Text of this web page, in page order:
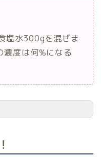
塩水300gを混ぜま
濃度は何%になる